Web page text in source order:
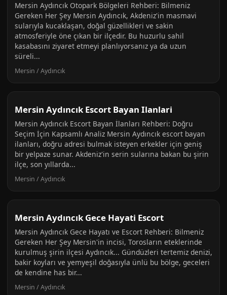
Mersin Aydıncık Otopark Bölgeleri Rehberi: Bilmeniz
Gereken Her Şey Mersin Aydıncık, Akdeniz'in masmavi
sularıyla kucaklaşan, doğal güzellikleri ve sakin
atmosferiyle öne çıkan bir ilçedir. Bu huzurlu sahil
kasabasını ziyaret etmeyi planlıyorsanız ya da uzun
süreli...
Mersin / Aydıncık
Mersin Aydıncık Escort Bayan Ilanlari
Mersin Aydıncık Escort Bayan İlanları Rehberi: Doğru
Seçim İçin Kapsamlı Analiz Mersin Aydıncık escort bayan
ilanları, doğru adresi bulmak isteyen erkekler için geniş
bir yelpaze sunar. Akdeniz'in serin sularına bakan bu şirin
ilçe, son yıllarda...
Mersin / Aydıncık
Mersin Aydıncık Gece Hayati Escort
Mersin Aydıncık Gece Hayatı ve Escort Rehberi: Bilmeniz
Gereken Her Şey Mersin'in incisi, Torosların eteklerinde
kurulmuş şirin ilçesi Aydıncık... Gündüzleri tertemiz denizi,
bakir koyları ve yemyeşil doğasıyla ünlü bu bölge, geceleri
de kendine has bir...
Mersin / Aydıncık